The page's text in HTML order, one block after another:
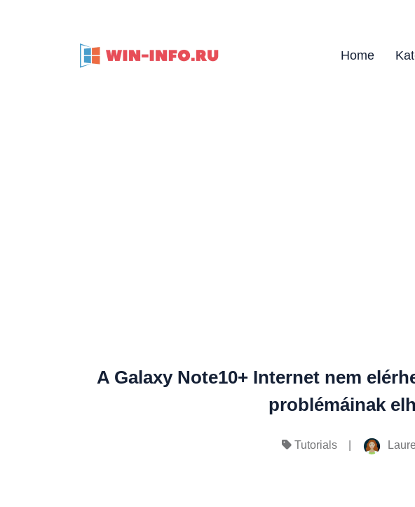
Home
A Galaxy Note10+ Internet nem
problémáinak
Tutorials